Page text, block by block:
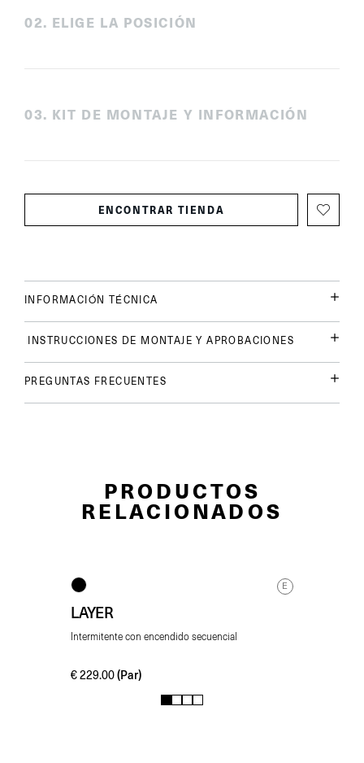
02. ELIGE LA POSICIÓN
03. KIT DE MONTAJE Y INFORMACIÓN
ENCONTRAR TIENDA
INFORMACIÓN TÉCNICA
INSTRUCCIONES DE MONTAJE Y APROBACIONES
PREGUNTAS FRECUENTES
PRODUCTOS
RELACIONADOS
E
LAYER
Intermitente con encendido secuencial
€229.00 (Par)
1 2 3 4